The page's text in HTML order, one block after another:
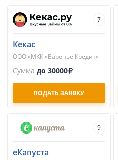
7
Кекас
ООО «МКК «Варенье Кредит»
Сумма до 30000
ПОДАТЬ ЗАЯВКУ
9
еКапуста